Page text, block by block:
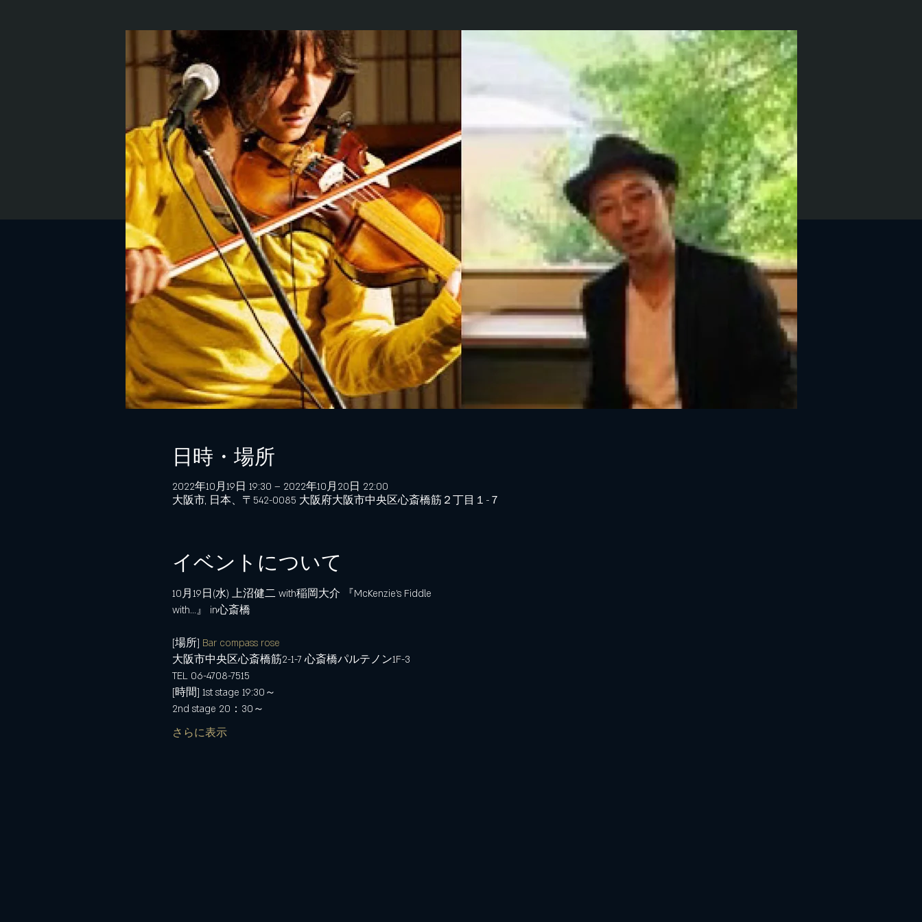
日時・場所
2022年10月19日 19:30 – 2022年10月20日 22:00
大阪市, 日本、〒542-0085 大阪府大阪市中央区心斎橋筋２丁目１−７
イベントについて
10月19日(水) 上沼健二 with稲岡大介 『McKenzie's Fiddle
[場所] Bar compass rose
大阪市中央区心斎橋筋2-1-7 心斎橋パルテノン1F-3
TEL 06-4708-7515
[時間] 1st stage 19:30～
2nd stage 20：30～
さらに表示